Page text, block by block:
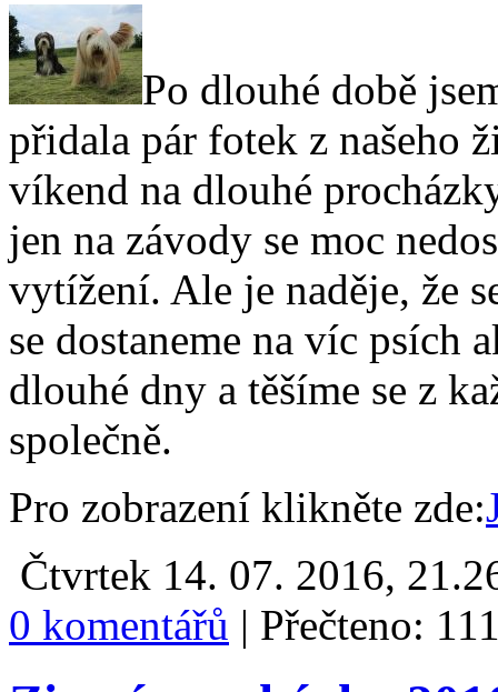
Po dlouhé době
přidala pár fotek z našeho
víkend na dlouhé
jen na závody se moc
vytížení. Ale je naděje, že
se dostaneme na víc psích
dlouhé dny a těšíme se z
společně.
Pro zobrazení klikněte zde:
Čtvrtek 14. 07. 2016,
0 komentářů | Přečteno: